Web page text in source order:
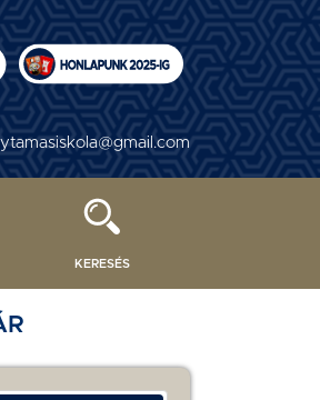
KERESÉS